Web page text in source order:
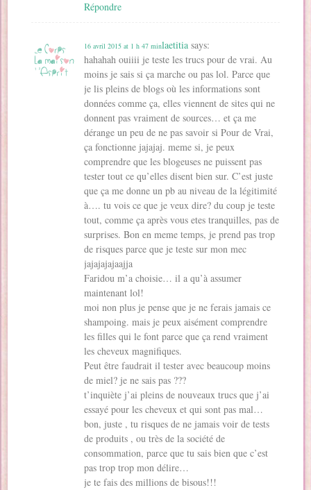
Répondre
laetitia says:
16 avril 2015 at 1 h 47 min
hahahah ouiiii je teste les trucs pour de vrai. Au
moins je sais si ça marche ou pas lol. Parce que
je lis pleins de blogs où les informations sont
données comme ça, elles viennent de sites qui ne
donnent pas vraiment de sources… et ça me
dérange un peu de ne pas savoir si Pour de Vrai,
ça fonctionne jajajaj. meme si, je peux
comprendre que les blogeuses ne puissent pas
tester tout ce qu’elles disent bien sur. C’est juste
que ça me donne un pb au niveau de la légitimité
à…. tu vois ce que je veux dire? du coup je teste
tout, comme ça après vous etes tranquilles, pas de
surprises. Bon en meme temps, je prend pas trop
de risques parce que je teste sur mon mec
jajajajajaajja
Faridou m’a choisie… il a qu’à assumer
maintenant lol!
moi non plus je pense que je ne ferais jamais ce
shampoing. mais je peux aisément comprendre
les filles qui le font parce que ça rend vraiment
les cheveux magnifiques.
Peut être faudrait il tester avec beaucoup moins
de miel? je ne sais pas ???
t’inquiète j’ai pleins de nouveaux trucs que j’ai
essayé pour les cheveux et qui sont pas mal…
bon, juste , tu risques de ne jamais voir de tests
de produits , ou très de la société de
consommation, parce que tu sais bien que c’est
pas trop trop mon délire…
je te fais des millions de bisous!!!